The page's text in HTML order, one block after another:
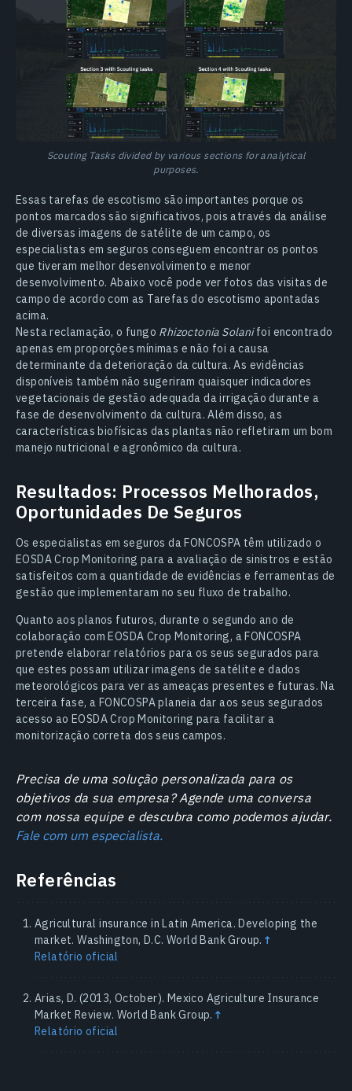
Scouting Tasks divided by various sections for analytical
purposes.
Essas tarefas de escotismo são importantes porque os
pontos marcados são significativos, pois através da análise
de diversas imagens de satélite de um campo, os
especialistas em seguros conseguem encontrar os pontos
que tiveram melhor desenvolvimento e menor
desenvolvimento. Abaixo você pode ver fotos das visitas de
campo de acordo com as Tarefas do escotismo apontadas
acima.
Nesta reclamação, o fungo Rhizoctonia Solanifoi encontrado
apenas em proporções mínimas e não foi a causa
determinante da deterioração da cultura. As evidências
disponíveis também não sugeriram quaisquer indicadores
vegetacionais de gestão adequada da irrigação durante a
fase de desenvolvimento da cultura. Além disso, as
características biofísicas das plantas não refletiram um bom
manejo nutricional e agronômico da cultura.
Resultados: Processos Melhorados,
Oportunidades De Seguros
Os especialistas em seguros da FONCOSPA têm utilizado o
EOSDA Crop Monitoring para a avaliação de sinistros e estão
satisfeitos com a quantidade de evidências e ferramentas de
gestão que implementaram no seu fluxo de trabalho.
Quanto aos planos futuros, durante o segundo ano de
colaboração com EOSDA Crop Monitoring, a FONCOSPA
pretende elaborar relatórios para os seus segurados para
que estes possam utilizar imagens de satélite e dados
meteorológicos para ver as ameaças presentes e futuras. Na
terceira fase, a FONCOSPA planeia dar aos seus segurados
acesso ao EOSDA Crop Monitoring para facilitar a
monitorização correta dos seus campos.
Precisa de uma solução personalizada para os
objetivos da sua empresa? Agende uma conversa
com nossa equipe e descubra como podemos ajudar.
Fale com um especialista.
Referências
Agricultural insurance in Latin America. Developing the
market. Washington, D.C. World Bank Group. ↑
Relatório oficial
Arias, D. (2013, October). Mexico Agriculture Insurance
Market Review. World Bank Group. ↑
Relatório oficial